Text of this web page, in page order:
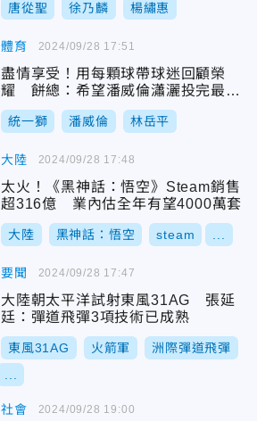
唐從聖 徐乃麟 楊繡惠
體育
盡情享受！用每顆球帶球迷回顧榮
耀 餅總：希望潘威倫瀟灑投完最終
戰
統一獅 潘威倫 林岳平
2024/09/28 17:51
大陸
太火！《黑神話：悟空》Steam銷售
超316億 業內估全年有望4000萬套
大陸 黑神話：悟空 steam
2024/09/28 17:48
要聞
大陸朝太平洋試射東風31AG 張延
廷：彈道飛彈3項技術已成熟
東風31AG 火箭軍 洲際彈道飛彈
2024/09/28 17:47
社會 2024/09/28 19:00